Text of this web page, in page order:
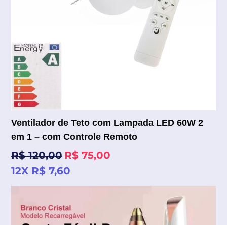
Ventilador de Teto com Lampada LED 60W 2
em 1 – com Controle Remoto
Preço
normal
R$ 120,00 R$ 75,00
12X R$ 7,60